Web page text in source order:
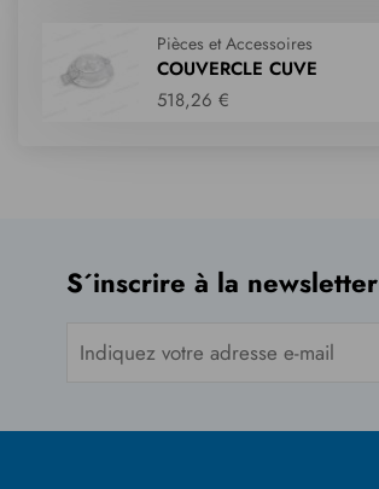
Pièces et Accessoires
COUVERCLE CUVE
518,26 €
S´inscrire à la newsletter